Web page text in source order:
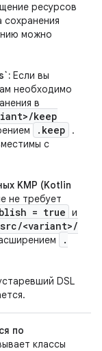
ресурсов
сохранения
можно
Если вы
необходимо
в
/keep
. keep
.
с
KMP (Kotlin
не требует
= true и
src/<variant>/
.
DSL
по
классы